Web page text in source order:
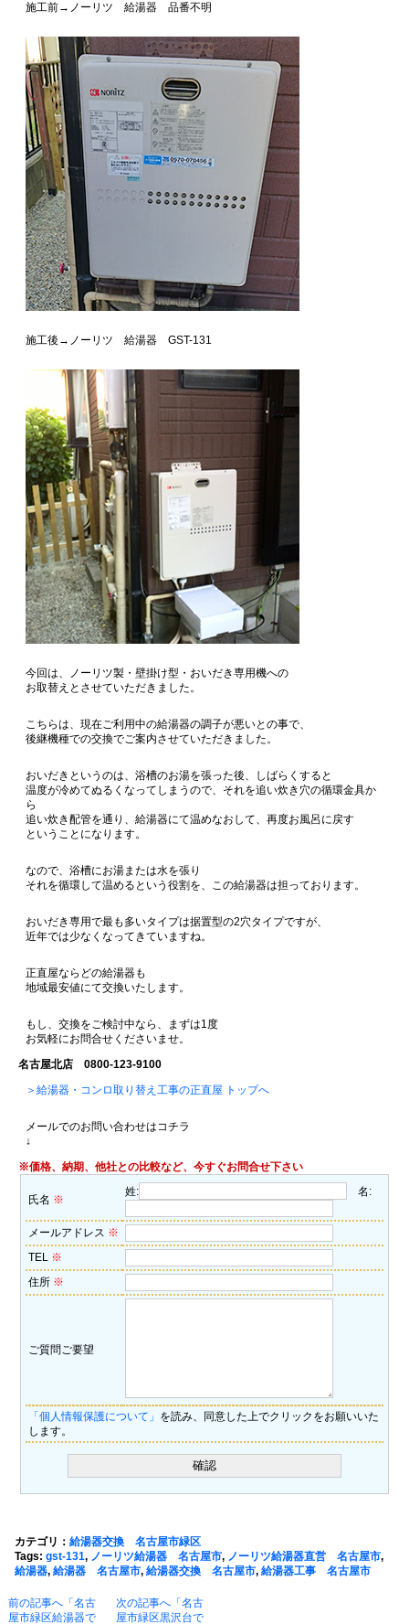
施工前→ノーリツ 給湯器 品番不明
施工後→ノーリツ 給湯器 GST-131
今回は、ノーリツ製・壁掛け型・おいだき専用機への
お取替えとさせていただきました。
こちらは、現在ご利用中の給湯器の調子が悪いとの事で、
後継機種での交換でご案内させていただきました。
おいだきというのは、浴槽のお湯を張った後、しばらくすると
温度が冷めてぬるくなってしまうので、それを追い炊き穴の循環金具か
ら
追い炊き配管を通り、給湯器にて温めなおして、再度お風呂に戻す
ということになります。
なので、浴槽にお湯または水を張り
それを循環して温めるという役割を、この給湯器は担っております。
おいだき専用で最も多いタイプは据置型の2穴タイプですが、
近年では少なくなってきていますね。
正直屋ならどの給湯器も
地域最安値にて交換いたします。
もし、交換をご検討中なら、まずは1度
お気軽にお問合せくださいませ。
名古屋北店 0800-123-9100
＞給湯器・コンロ取り替え工事の正直屋 トップへ
メールでのお問い合わせはコチラ
↓
※価格、納期、他社との比較など、今すぐお問合せ下さい
氏名 ※
姓: 名:
メールアドレス ※
TEL ※
住所 ※
ご質問ご要望
「個人情報保護について」 を読み、同意した上でクリックをお願いいた
します。
カテゴリ： 給湯器交換 名古屋市緑区
Tags: gst-131, ノーリツ給湯器 名古屋市, ノーリツ給湯器直営 名古屋市,
給湯器, 給湯器 名古屋市, 給湯器交換 名古屋市, 給湯器工事 名古屋市
前の記事へ「名古
屋市緑区給湯器で
次の記事へ「名古
屋市緑区黒沢台で